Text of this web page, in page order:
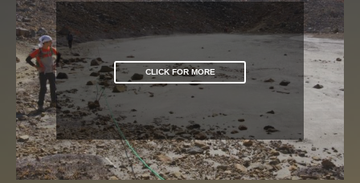
CLICK FOR MORE